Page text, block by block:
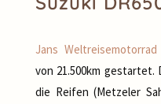
Jans Weltreisemotorrad
von 21.500km
die Reifen (Metzeler